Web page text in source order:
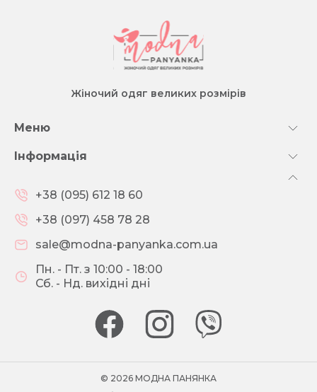
Жіночий одяг великих розмірів
Меню
Інформація
+38 (095) 612 18 60
+38 (097) 458 78 28
sale@modna-panyanka.com.ua
Пн. - Пт. з 10:00 - 18:00
Сб. - Нд. вихідні дні
© 2026 МОДНА ПАНЯНКА